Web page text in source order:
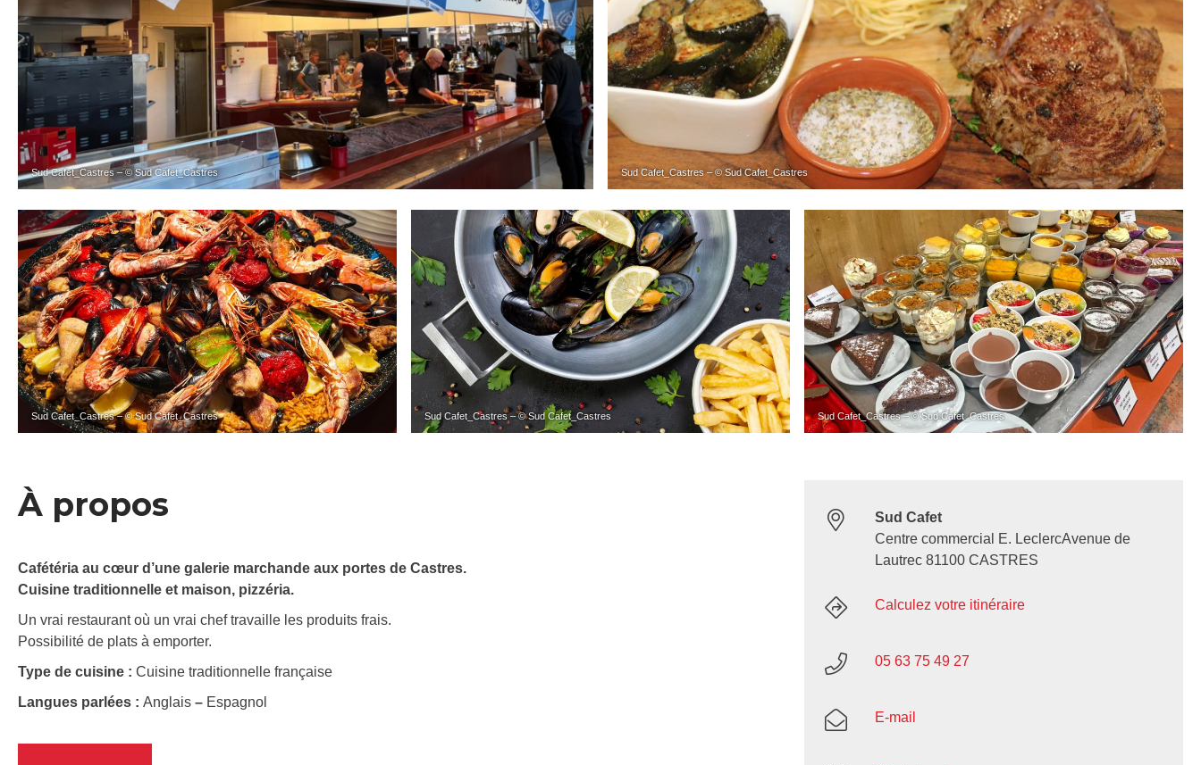
Sud Cafet_Castres – © Sud Cafet_Castres Sud Cafet_Castres – © Sud Cafet_Castres
Sud Cafet_Castres – © Sud Cafet_Castres Sud Cafet_Castres – © Sud Cafet_Castres Sud Cafet_Castres – © Sud Cafet_Castres
À propos
Cafétéria au cœur d’une galerie marchande aux portes de Castres.
Cuisine traditionnelle et maison, pizzéria.
Un vrai restaurant où un vrai chef travaille les produits frais.
Possibilité de plats à emporter.
Type de cuisine : Cuisine traditionnelle française
Langues parlées : Anglais – Espagnol
Sud Cafet
Centre commercial E. LeclercAvenue de
Lautrec 81100 CASTRES
Calculez votre itinéraire
05 63 75 49 27
E-mail